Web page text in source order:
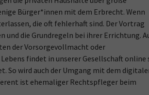
Bürger*innen mit dem Erbrecht. Wenn
die oft fehlerhaft sind. Der Vortrag
die Grundregeln bei ihrer Errichtung.
der Vorsorgevollmacht oder
findet in unserer Gesellschaft
So wird auch der Umgang mit dem
ist ehemaliger Rechtspfleger beim